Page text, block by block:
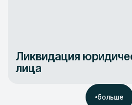
Ликвидация
лица
больше